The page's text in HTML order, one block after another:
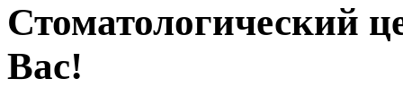
Стоматологический
Вас!